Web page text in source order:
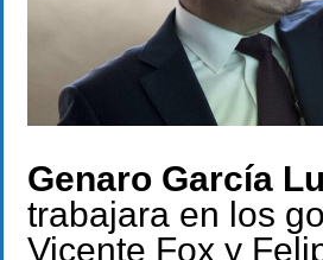
Genaro García
trabajara en los
Vicente Fox y